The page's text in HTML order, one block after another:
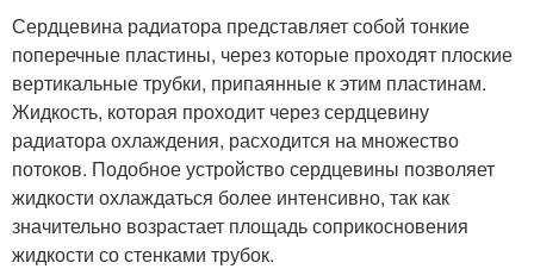
Сердцевина радиатора представляет собой тонкие
поперечные пластины, через которые проходят плоские
вертикальные трубки, припаянные к этим пластинам.
Жидкость, которая проходит через сердцевину
радиатора охлаждения, расходится на множество
потоков. Подобное устройство сердцевины позволяет
жидкости охлаждаться более интенсивно, так как
значительно возрастает площадь соприкосновения
жидкости со стенками трубок.